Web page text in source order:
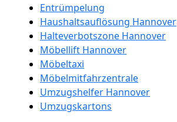
Entrümpelung
Haushaltsauflösung Hannover
Halteverbotszone Hannover
Möbellift Hannover
Möbeltaxi
Möbelmitfahrzentrale
Umzugshelfer Hannover
Umzugskartons